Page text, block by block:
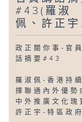
#43(羅淑
佩、許正
政正關你事-官
話摘要#43
羅淑佩-香港持
揮聯通內外優勢
中外推廣文化瑰
許正宇-特區政